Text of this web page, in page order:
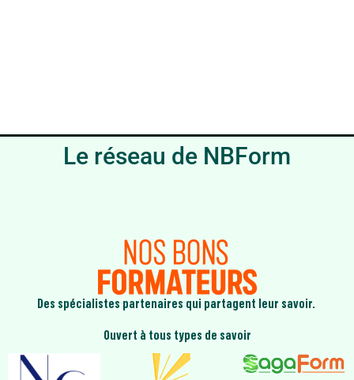
Le réseau de NBForm
Des spécialistes partenaires qui partagent leur savoir.
Ouvert à tous types de savoir